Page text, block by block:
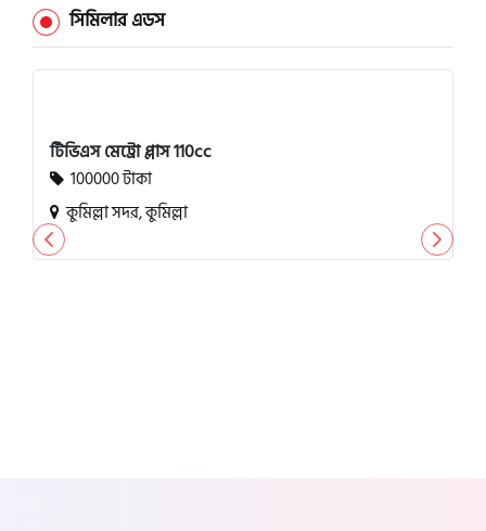
সিমিলার এডস
টিভিএস মেট্রো প্লাস 110cc
100000 টাকা
কুমিল্লা সদর, কুমিল্লা